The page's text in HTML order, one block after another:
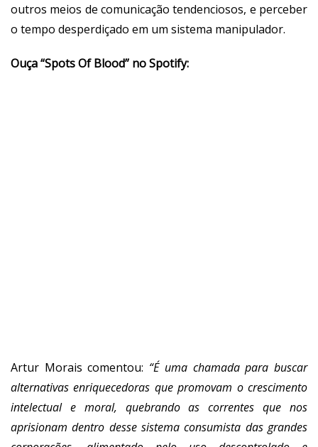
outros meios de comunicação tendenciosos, e perceber
o tempo desperdiçado em um sistema manipulador.
Ouça “Spots Of Blood” no Spotify:
Artur Morais comentou: “É uma chamada para buscar
alternativas enriquecedoras que promovam o crescimento
intelectual e moral, quebrando as correntes que nos
aprisionam dentro desse sistema consumista das grandes